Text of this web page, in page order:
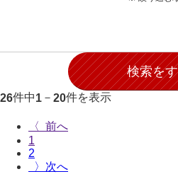
伊藤家文書（須佐町）
伊藤家文書（山口市）
26件中1 － 20件を表示
〈
1
2
〉